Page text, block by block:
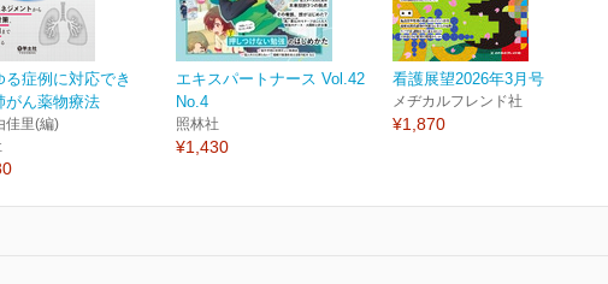
る症例に対応でき
がん薬物療法
佳里(編)
エキスパートナース Vol.42
No.4
照林社
¥1,430
看護展望2026年3月号
メヂカルフレンド社
¥1,870